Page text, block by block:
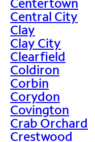
Central City
Clay
Clay City
Clearfield
Coldiron
Corbin
Corydon
Covington
Crab Orchard
Crestwood